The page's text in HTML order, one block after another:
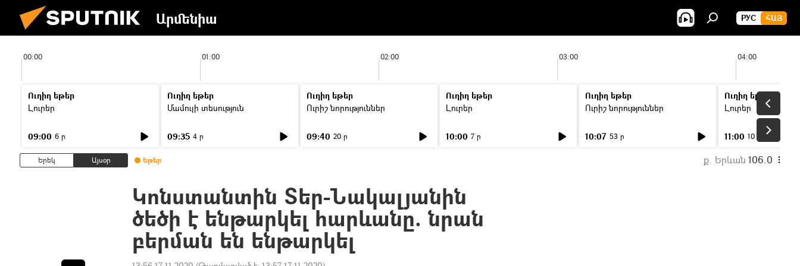
Արմենիա РУС ՀԱՅ
00:00 01:00 02:00 03:00 04:00
Ուղիղ եթեր
Լուրեր
09:00 6 ր
Ուղիղ եթեր
Մամուլի տեսություն
09:35 4 ր
Ուղիղ եթեր
Ուրիշ նորություններ
09:40 20 ր
Ուղիղ եթեր
Լուրեր
10:00 7 ր
Ուղիղ եթեր
Ուրիշ նորություններ
10:07 53 ր
Ուղիղ եթեր
Լուրեր
11:00 10 ր
Երեկ Այսօր Եթեր ք. Երևան 106.0
Կոնստանտին Տեր-Նակալյանին
ծեծի է ենթարկել հարևանը. նրան
բերման են ենթարկել